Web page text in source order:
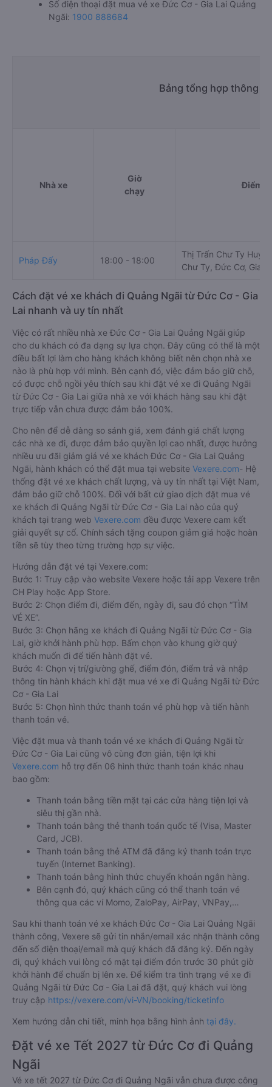
Số điện thoại đặt mua vé xe Đức Cơ - Gia Lai Quảng
Ngãi: 1900 888684
Bảng tổng hợp thông
Nhà xe
Giờ
chạy
Điểm đi
Pháp Đấy 18:00 - 18:00
Thị Trấn Chư Ty
Chư Ty, Đức Cơ, Gia
Cách đặt vé xe khách đi Quảng Ngãi từ Đức Cơ - Gia
Lai nhanh và uy tín nhất
Việc có rất nhiều nhà xe Đức Cơ - Gia Lai Quảng Ngãi giúp
cho du khách có đa dạng sự lựa chọn. Đây cũng có thể là một
điều bất lợi làm cho hàng khách không biết nên chọn nhà xe
nào là phù hợp với mình. Bên cạnh đó, việc đảm bảo giữ chỗ,
có được chỗ ngồi yêu thích sau khi đặt vé xe đi Quảng Ngãi
từ Đức Cơ - Gia Lai giữa nhà xe với khách hàng sau khi đặt
trực tiếp vẫn chưa được đảm bảo 100%.
Cho nên để dễ dàng so sánh giá, xem đánh giá chất lượng
các nhà xe đi, được đảm bảo quyền lợi cao nhất, được hưởng
nhiều ưu đãi giảm giá vé xe khách Đức Cơ - Gia Lai Quảng
Ngãi, hành khách có thể đặt mua tại website Vexere.com- Hệ
thống đặt vé xe khách chất lượng, và uy tín nhất tại Việt Nam,
đảm bảo giữ chỗ 100%. Đối với bất cứ giao dịch đặt mua vé
xe khách đi Quảng Ngãi từ Đức Cơ - Gia Lai nào của quý
khách tại trang web Vexere.com đều được Vexere cam kết
giải quyết sự cố. Chính sách tặng coupon giảm giá hoặc hoàn
tiền sẽ tùy theo từng trường hợp sự việc.
Hướng dẫn đặt vé tại Vexere.com:
Bước 1: Truy cập vào website Vexere hoặc tải app Vexere trên
CH Play hoặc App Store.
Bước 2: Chọn điểm đi, điểm đến, ngày đi, sau đó chọn “TÌM
VÉ XE”.
Bước 3: Chọn hãng xe khách đi Quảng Ngãi từ Đức Cơ - Gia
Lai, giờ khởi hành phù hợp. Bấm chọn vào khung giờ quý
khách muốn đi để tiến hành đặt vé.
Bước 4: Chọn vị trí/giường ghế, điểm đón, điểm trả và nhập
thông tin hành khách khi đặt mua vé xe đi Quảng Ngãi từ Đức
Cơ - Gia Lai
Bước 5: Chọn hình thức thanh toán vé phù hợp và tiến hành
thanh toán vé.
Việc đặt mua và thanh toán vé xe khách đi Quảng Ngãi từ
Đức Cơ - Gia Lai cũng vô cùng đơn giản, tiện lợi khi
Vexere.com hỗ trợ đến 06 hình thức thanh toán khác nhau
bao gồm:
Thanh toán bằng tiền mặt tại các cửa hàng tiện lợi và
siêu thị gần nhà.
Thanh toán bằng thẻ thanh toán quốc tế (Visa, Master
Card, JCB).
Thanh toán bằng thẻ ATM đã đăng ký thanh toán trực
tuyến (Internet Banking).
Thanh toán bằng hình thức chuyển khoản ngân hàng.
Bên cạnh đó, quý khách cũng có thể thanh toán vé
thông qua các ví Momo, ZaloPay, AirPay, VNPay,…
Sau khi thanh toán vé xe khách Đức Cơ - Gia Lai Quảng Ngãi
thành công, Vexere sẽ gửi tin nhắn/email xác nhận thành công
đến số điện thoại/email mà quý khách đã đăng ký. Đến ngày
đi, quý khách vui lòng có mặt tại điểm đón trước 30 phút giờ
khởi hành để chuẩn bị lên xe. Để kiểm tra tình trạng vé xe đi
Quảng Ngãi từ Đức Cơ - Gia Lai đã đặt, quý khách vui lòng
truy cập https://vexere.com/vi-VN/booking/ticketinfo
Xem hướng dẫn chi tiết, minh họa bằng hình ảnh tại đây.
Đặt vé xe Tết 2027 từ Đức Cơ đi Quảng
Ngãi
Vé xe tết 2027 từ Đức Cơ đi Quảng Ngãi vẫn chưa được công